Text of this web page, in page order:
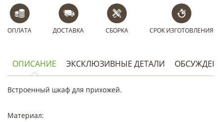
ОПЛАТА ДОСТАВКА СБОРКА СРОК ИЗГОТОВЛЕНИЯ
ОПИСАНИЕ ЭКСКЛЮЗИВНЫЕ ДЕТАЛИ
Встроенный шкаф для прихожей.
Материал: